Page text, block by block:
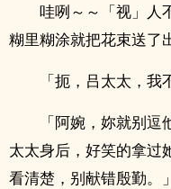
哇咧～～「视」人
糊里糊涂就把花束送了
「扼，吕太太，我
「阿婉，妳就别
太太身后，好笑的拿过
看清楚，别献错殷勤。」